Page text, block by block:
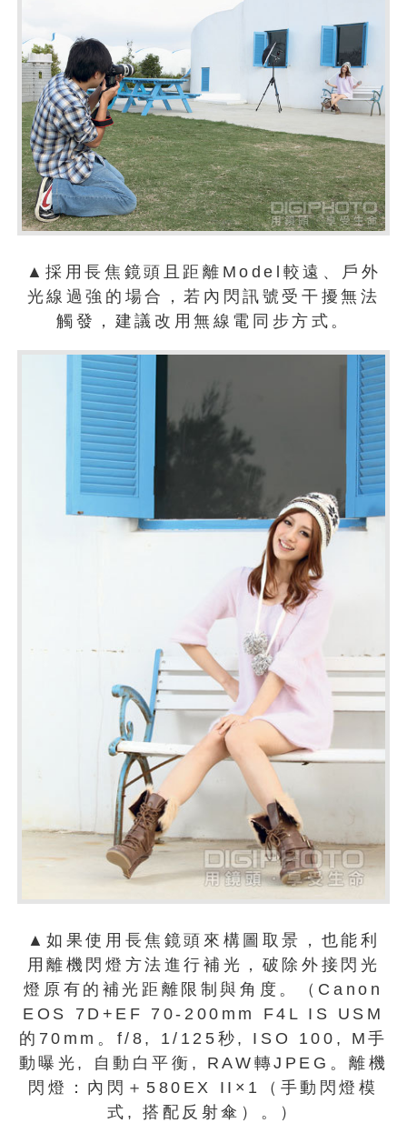
▲採用長焦鏡頭且距離Model較遠、戶外
光線過強的場合，若內閃訊號受干擾無法
觸發，建議改用無線電同步方式。
▲如果使用長焦鏡頭來構圖取景，也能利
用離機閃燈方法進行補光，破除外接閃光
燈原有的補光距離限制與角度。（Canon
EOS 7D+EF 70-200mm F4L IS USM
的70mm。f/8, 1/125秒, ISO 100, M手
動曝光, 自動白平衡, RAW轉JPEG。離機
閃燈：內閃＋580EX II×1（手動閃燈模
式, 搭配反射傘）。）